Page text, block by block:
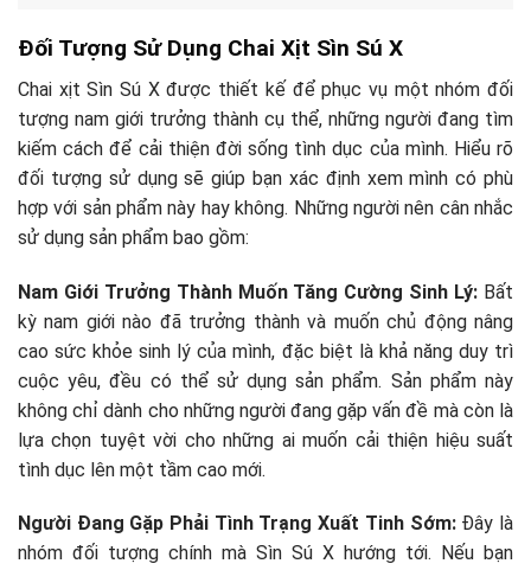
Đối Tượng Sử Dụng Chai Xịt Sìn Sú X
Chai xịt Sìn Sú X được thiết kế để phục vụ một nhóm đối
tượng nam giới trưởng thành cụ thể, những người đang tìm
kiếm cách để cải thiện đời sống tình dục của mình. Hiểu rõ
đối tượng sử dụng sẽ giúp bạn xác định xem mình có phù
hợp với sản phẩm này hay không. Những người nên cân nhắc
sử dụng sản phẩm bao gồm:
Nam Giới Trưởng Thành Muốn Tăng Cường Sinh Lý: Bất
kỳ nam giới nào đã trưởng thành và muốn chủ động nâng
cao sức khỏe sinh lý của mình, đặc biệt là khả năng duy trì
cuộc yêu, đều có thể sử dụng sản phẩm. Sản phẩm này
không chỉ dành cho những người đang gặp vấn đề mà còn là
lựa chọn tuyệt vời cho những ai muốn cải thiện hiệu suất
tình dục lên một tầm cao mới.
Người Đang Gặp Phải Tình Trạng Xuất Tinh Sớm:Đây là
nhóm đối tượng chính mà Sìn Sú X hướng tới. Nếu bạn